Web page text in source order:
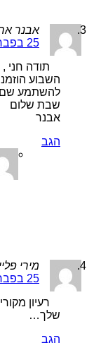
אבנר
25 בפברואר 2011 ב 19:08
תודה חני
השבוע
להשתמע
שבת שלום
אבנר
הגב
מירי
25 בפברואר 2011 ב 21:08
רעיון
שלך…
הגב